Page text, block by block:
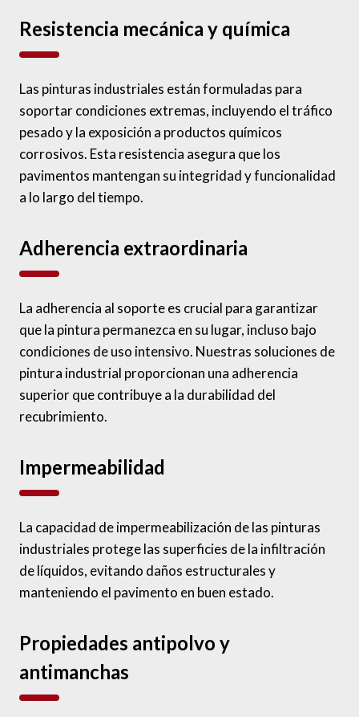
Resistencia mecánica y química
Las pinturas industriales están formuladas para
soportar condiciones extremas, incluyendo el tráfico
pesado y la exposición a productos químicos
corrosivos. Esta resistencia asegura que los
pavimentos mantengan su integridad y funcionalidad
a lo largo del tiempo.
Adherencia extraordinaria
La adherencia al soporte es crucial para garantizar
que la pintura permanezca en su lugar, incluso bajo
condiciones de uso intensivo. Nuestras soluciones de
pintura industrial proporcionan una adherencia
superior que contribuye a la durabilidad del
recubrimiento.
Impermeabilidad
La capacidad de impermeabilización de las pinturas
industriales protege las superficies de la infiltración
de líquidos, evitando daños estructurales y
manteniendo el pavimento en buen estado.
Propiedades antipolvo y
antimanchas